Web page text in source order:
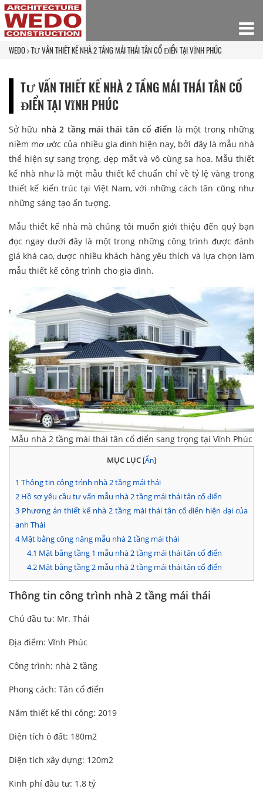
WEDO TƯ VẤN THIẾT KẾ NHÀ 2 TẦNG MÁI THÁI TÂN CỔ ĐIỂN TẠI VĨNH PHÚC
TƯ VẤN THIẾT KẾ NHÀ 2 TẦNG MÁI THÁI TÂN CỔ
ĐIỂN TẠI VĨNH PHÚC
Sở hữu nhà 2 tầng mái thái tân cổ điển là một trong những
niềm mơ ước của nhiều gia đình hiện nay, bởi đây là mẫu nhà
thể hiện sự sang trọng, đẹp mắt và vô cùng sa hoa. Mẫu thiết
kế nhà như là một mẫu thiết kế chuẩn chỉ về tỷ lệ vàng trong
thiết kế kiến trúc tại Việt Nam, với những cách tân cũng như
những sáng tạo ấn tượng.
Mẫu thiết kế nhà mà chúng tôi muốn giới thiệu đến quý bạn
đọc ngay dưới đây là một trong những công trình được đánh
giá khá cao, được nhiều khách hàng yêu thích và lựa chọn làm
mẫu thiết kế công trình cho gia đình.
Mẫu nhà 2 tầng mái thái tân cổ điển sang trọng tại Vĩnh Phúc
MỤC LỤC [Ẩn]
1 Thông tin công trình nhà 2 tầng mái thái
2 Hồ sơ yêu cầu tư vấn mẫu nhà 2 tầng mái thái tân cổ điển
3 Phương án thiết kế nhà 2 tầng mái thái tân cổ điển hiện đại của
anh Thái
4Mặt bằng công năng mẫu nhà 2 tầng mái thái
4.1 Mặt bằng tầng 1 mẫu nhà 2 tầng mái thái tân cổ điển
4.2Mặt bằng tầng 2 mẫu nhà 2 tầng mái thái tân cổ điển
Thông tin công trình nhà 2 tầng mái thái
Chủ đầu tư: Mr. Thái
Địa điểm: Vĩnh Phúc
Công trình: nhà 2 tầng
Phong cách: Tân cổ điển
Năm thiết kế thi công: 2019
Diện tích ô đất: 180m2
Diện tích xây dựng: 120m2
Kinh phí đầu tư: 1.8 tỷ